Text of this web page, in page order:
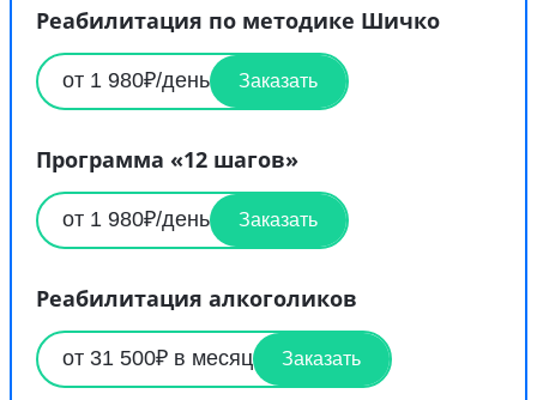
Реабилитация по методике Шичко
от 1 980₽/день Заказать
Программа «12 шагов»
от 1 980₽/день Заказать
Реабилитация алкоголиков
от 31 500₽ в месяц Заказать